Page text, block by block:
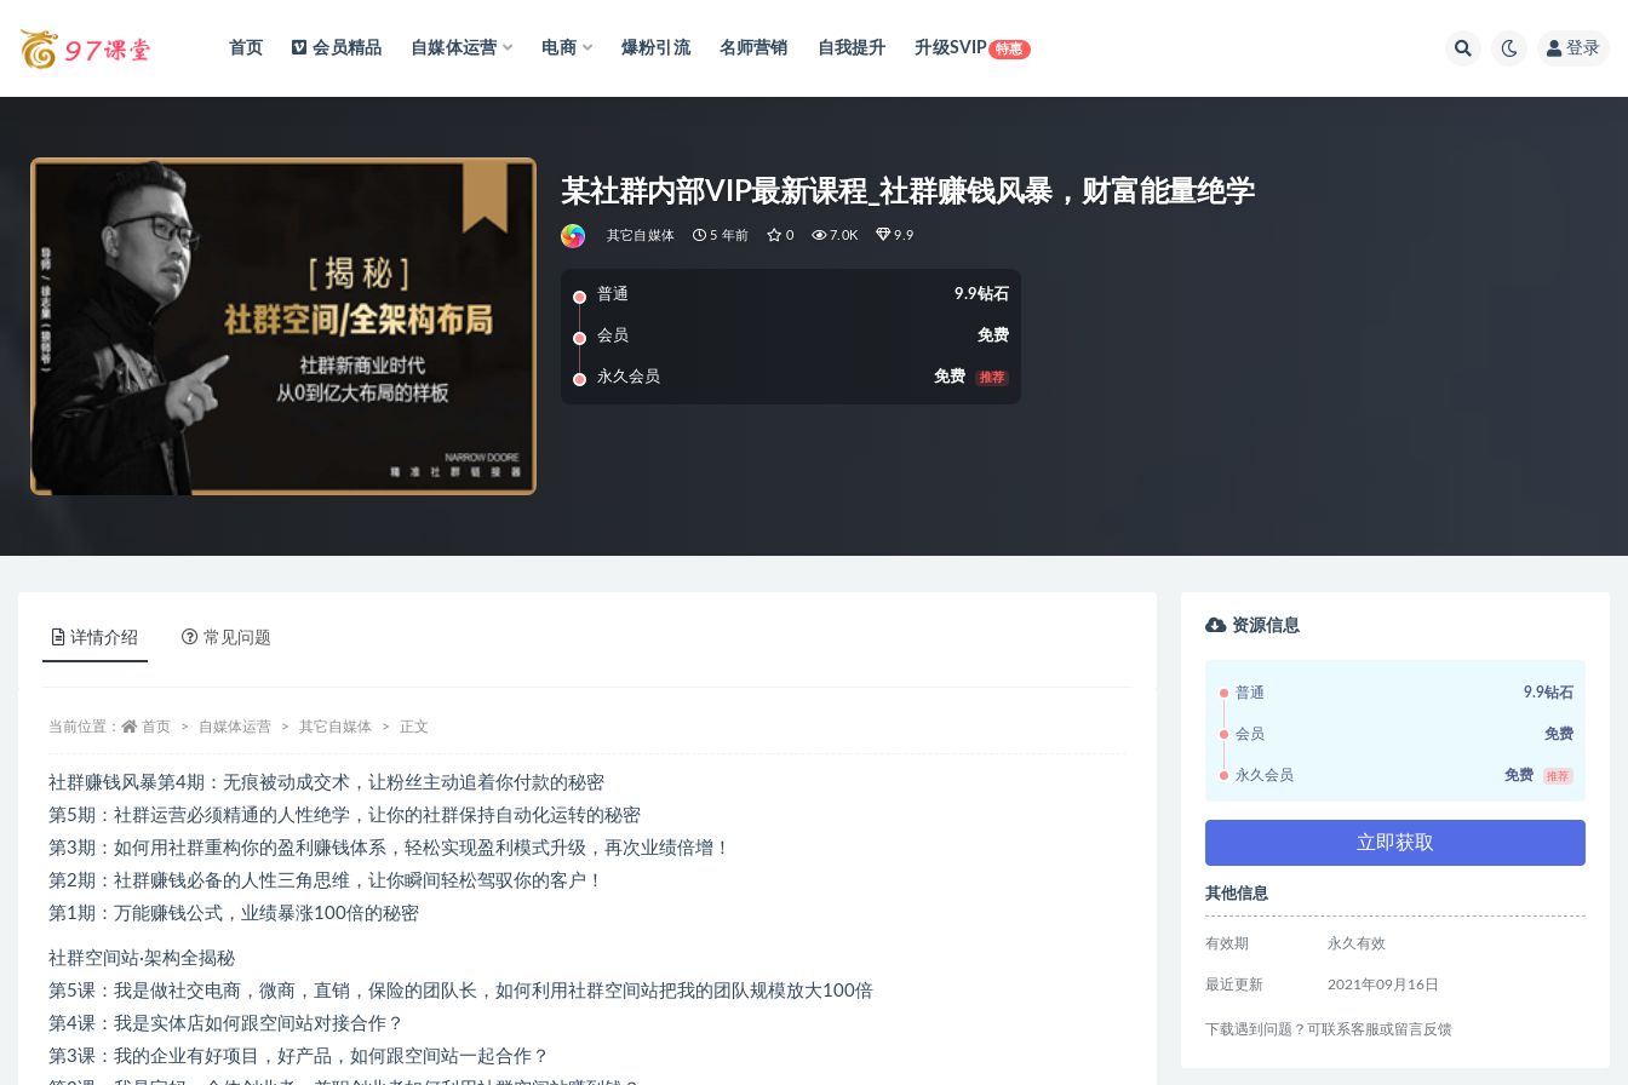
首页 会员精品 自媒体运营 电商 爆粉引流 名师营销 自我提升 升级SVIP 特惠 登录
某社群内部VIP最新课程_社群赚钱风暴，财富能量绝学
其它自媒体 5 年前 0 7.0K 9.9
普通 9.9钻石
会员 免费
永久会员 免费 推荐
详情介绍 常见问题
当前位置： 首页 自媒体运营 其它自媒体 正文
社群赚钱风暴第4期：无痕被动成交术，让粉丝主动追着你付款的秘密
第5期：社群运营必须精通的人性绝学，让你的社群保持自动化运转的秘密
第3期：如何用社群重构你的盈利赚钱体系，轻松实现盈利模式升级，再次业绩倍增！
第2期：社群赚钱必备的人性三角思维，让你瞬间轻松驾驭你的客户！
第1期：万能赚钱公式，业绩暴涨100倍的秘密
社群空间站·架构全揭秘
第5课：我是做社交电商，微商，直销，保险的团队长，如何利用社群空间站把我的团队规模放大100倍
第4课：我是实体店如何跟空间站对接合作？
第3课：我的企业有好项目，好产品，如何跟空间站一起合作？
资源信息
普通 9.9钻石
会员 免费
永久会员 免费 推荐
立即获取
其他信息
有效期 永久有效
最近更新 2021年09月16日
下载遇到问题？可联系客服或留言反馈